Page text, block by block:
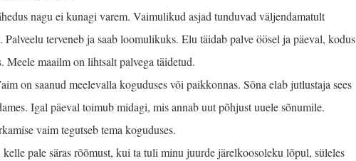
nagu ei kunagi varem. Vaimulikud asjad tunduvad väljendamatult
terveneb ja saab loomulikuks. Elu täidab palve öösel ja päeval, kodus
maailm on lihtsalt palvega täidetud.
on saanud meelevalla kogu­duses või paikkonnas. Sõna elab jutlustaja sees
Igal päeval toimub midagi, mis annab uut põhjust uuele sõnumile.
vaim tegutseb tema koguduses.
pale säras rõõmust, kui ta tuli minu juurde järelkoosoleku lõpul, süleles